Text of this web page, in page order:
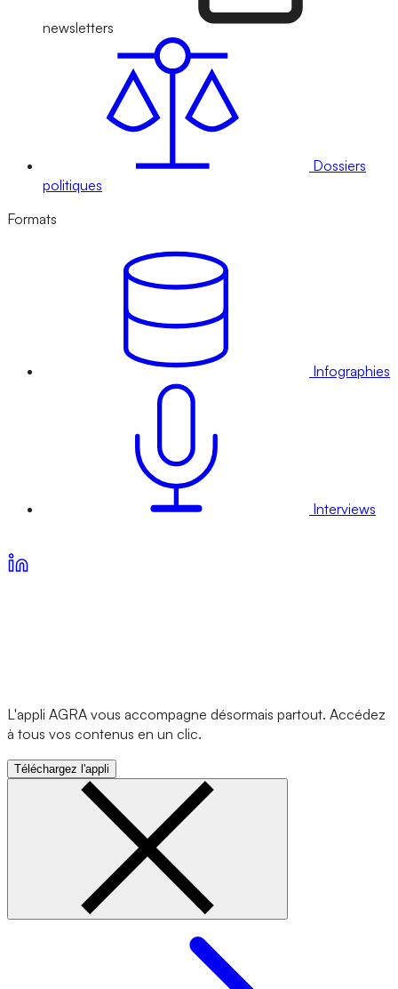
newsletters
Dossiers
politiques
Formats
Infographies
Interviews
L'appli AGRA vous accompagne désormais partout. Accédez
à tous vos contenus en un clic.
Téléchargez l'appli